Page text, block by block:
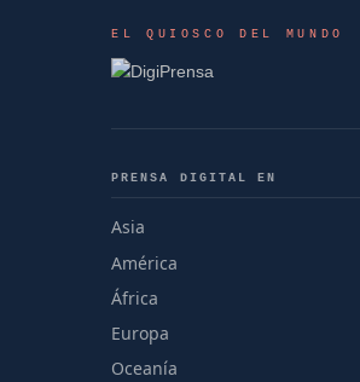
EL QUIOSCO DEL MUNDO
PRENSA DIGITAL EN
Asia
América
África
Europa
Oceanía